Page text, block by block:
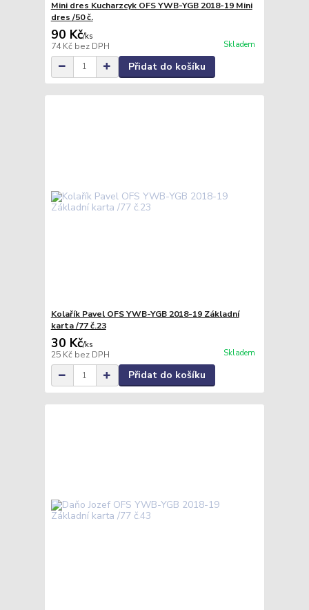
Mini dres Kucharzcyk OFS YWB-YGB 2018-19 Mini
dres /50 č.
90 Kč/ks
74 Kč bez DPH Skladem
Přidat do košíku
Kolařík Pavel OFS YWB-YGB 2018-19 Základní
karta /77 č.23
30 Kč/ks
25 Kč bez DPH Skladem
Přidat do košíku